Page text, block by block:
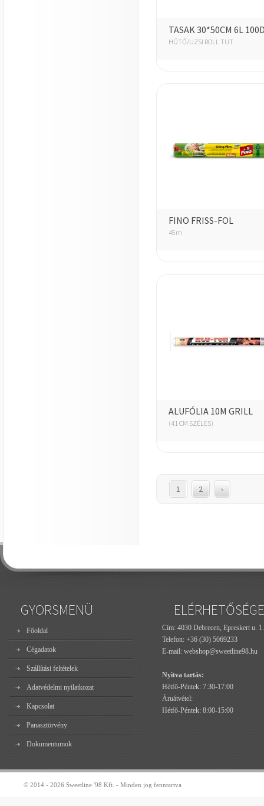
TASAK 30*50CM 6L
HŰTŐ/UZSI ROLL TUT
FINO FRISS-FOL
45m
ALUFÓLIA 10M GRILL
(41 CM SZÉLES)
1 2 ›
GYORSMENÜ
Főoldal
Cégadatok
Szállítási feltételek
Adatvédelmi nyilatkozat
Kapcsolat
Panasztörvény
Dokumentumok
Cím: 4030 Debrecen, Epreskert u. 1.
Telefon: +36 (30) 5069233
E-mail: webshop@sweetline98.hu
Nyitva tartás:
Hétfő-Péntek: 7:30-17:00
Áruátvétel:
Hétfő-Péntek: 8:00-15:00
© 2014 - 2026 Sweetline '98 Kft. - Minden jog fenntartva